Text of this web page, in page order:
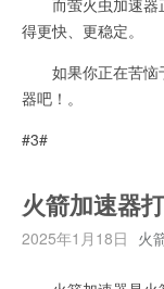
而萤火虫加速器
得更快、更稳定。
如果你正在苦恼
器吧！。
#3#
火箭加速器
2025年1月18日 火